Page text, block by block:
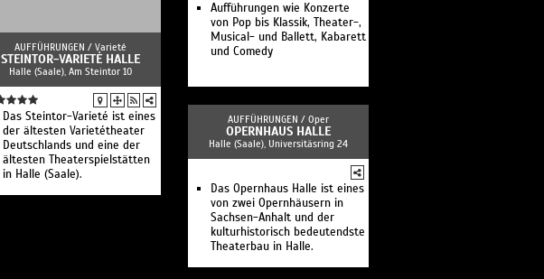
AUFFÜHRUNGEN / Varieté
STEINTOR-VARIETÈ HALLE
Halle (Saale), Am Steintor 10
Das Steintor-Varieté ist eines
der ältesten Varietétheater
Deutschlands und eine der
ältesten Theaterspielstätten
in Halle (Saale).
Aufführungen wie Konzerte
von Pop bis Klassik, Theater-,
Musical- und Ballett, Kabarett
und Comedy
AUFFÜHRUNGEN / Oper
OPERNHAUS HALLE
Halle (Saale), Universitäsring 24
Das Opernhaus Halle ist eines
von zwei Opernhäusern in
Sachsen-Anhalt und der
kulturhistorisch bedeutendste
Theaterbau in Halle.